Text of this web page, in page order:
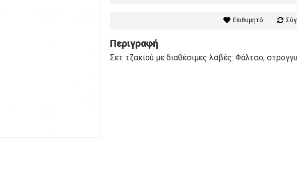
Επιθυμητό
Περιγραφή
Σετ τζακιού με διαθέσιμες λαβές: Φάλτσο,